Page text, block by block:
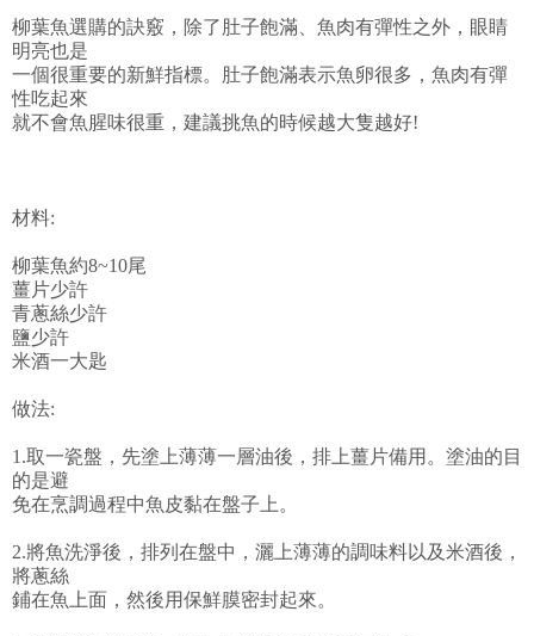
柳葉魚選購的訣竅，除了肚子飽滿、魚肉有彈性之外，眼睛
明亮也是
一個很重要的新鮮指標。肚子飽滿表示魚卵很多，魚肉有彈
性吃起來
就不會魚腥味很重，建議挑魚的時候越大隻越好!
材料:
柳葉魚約8~10尾
薑片少許
青蔥絲少許
鹽少許
米酒一大匙
做法:
1.取一瓷盤，先塗上薄薄一層油後，排上薑片備用。塗油的目
的是避
免在烹調過程中魚皮黏在盤子上。
2.將魚洗淨後，排列在盤中，灑上薄薄的調味料以及米酒後，
將蔥絲
鋪在魚上面，然後用保鮮膜密封起來。